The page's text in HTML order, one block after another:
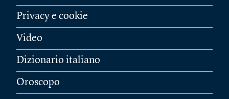
Privacy e cookie
Video
Dizionario italiano
Oroscopo